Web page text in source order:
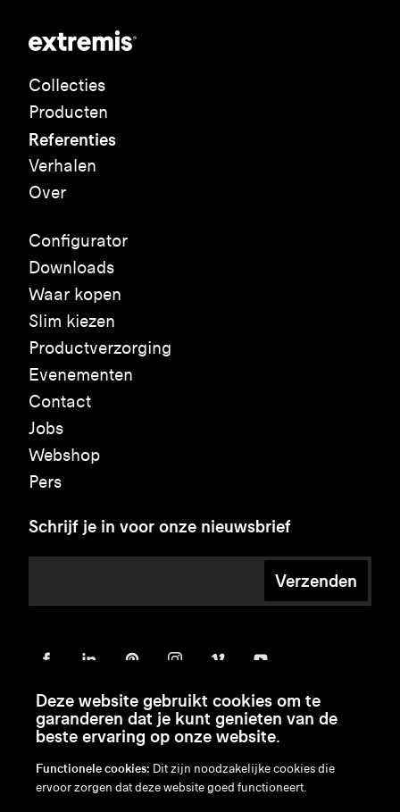
Collecties
Producten
Referenties
Verhalen
Over
Configurator
Downloads
Waar kopen
Slim kiezen
Productverzorging
Evenementen
Contact
Jobs
Webshop
Pers
Schrijf je in voor onze nieuwsbrief
Verzenden
en/nl/fr/de
Deze website gebruikt cookies om te
garanderen dat je kunt genieten van de
beste ervaring op onze website.
Functionele cookies: Dit zijn noodzakelijke cookies die
ervoor zorgen dat deze website goed functioneert.